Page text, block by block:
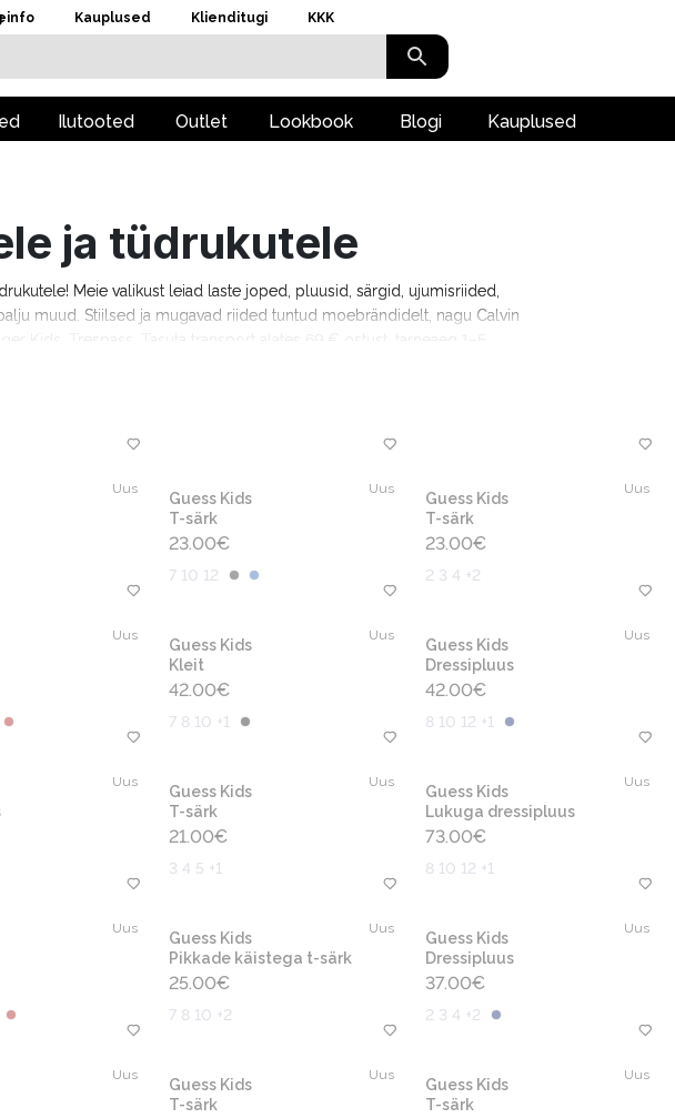
Kauplused Klienditugi KKK
Ilutooted Outlet Lookbook Blogi Kauplused
ja tüdrukutele
Meie valikust leiad laste joped, pluusid, särgid, ujumisriided,
muud. Stiilsed ja mugavad riided tuntud moebrändidelt, nagu Calvin
Uus Uus
Guess Kids
T-särk
23.00€
7 10 12
Uus
Guess Kids
T-särk
23.00€
2 3 4 +2
Uus Uus
Guess Kids
Kleit
42.00€
7 8 10 +1
Uus
Guess Kids
Dressipluus
42.00€
8 10 12 +1
Uus Uus
Guess Kids
T-särk
21.00€
3 4 5 +1
Uus
Guess Kids
Lukuga dressipluus
73.00€
8 10 12 +1
Uus Uus
Guess Kids
Pikkade käistega t-särk
25.00€
7 8 10 +2
Uus
Guess Kids
Dressipluus
37.00€
2 3 4 +2
Uus Uus
Guess Kids
T-särk
Uus
Guess Kids
T-särk